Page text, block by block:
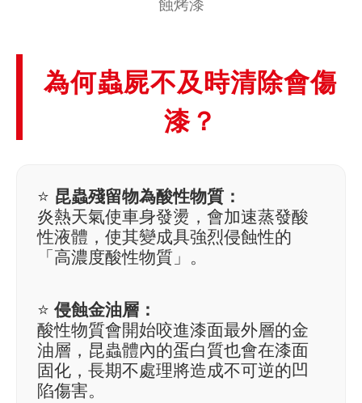
為何蟲屍不及時清除會傷
漆？
⭐ 昆蟲殘留物為酸性物質：
炎熱天氣使車身發燙，會加速蒸發酸
性液體，使其變成具強烈侵蝕性的
「高濃度酸性物質」。
⭐侵蝕金油層：
酸性物質會開始咬進漆面最外層的金
油層，昆蟲體內的蛋白質也會在漆面
固化，長期不處理將造成不可逆的凹
陷傷害。